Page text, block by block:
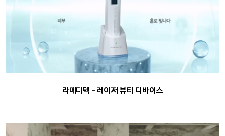
라메디텍 - 레이저 뷰티 디바이스